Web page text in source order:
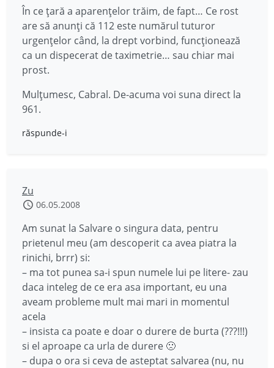
În ce ţară a aparenţelor trăim, de fapt… Ce rost
are să anunţi că 112 este numărul tuturor
urgenţelor când, la drept vorbind, funcţionează
ca un dispecerat de taximetrie… sau chiar mai
prost.
Mulţumesc, Cabral. De-acuma voi suna direct la
961.
răspunde-i
Zu
06.05.2008
Am sunat la Salvare o singura data, pentru
prietenul meu (am descoperit ca avea piatra la
rinichi, brrr) si:
– ma tot punea sa-i spun numele lui pe litere- zau
daca inteleg de ce era asa important, eu una
aveam probleme mult mai mari in momentul
acela
– insista ca poate e doar o durere de burta (???!!!)
si el aproape ca urla de durere 🙁
– dupa o ora si ceva de asteptat salvarea (nu, nu